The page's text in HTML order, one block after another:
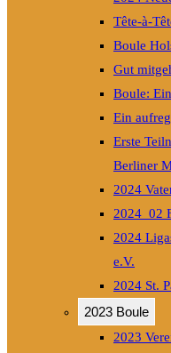
Tête-à-
Boule
Gut
Boule:
Ein
Erste
Berliner
2024
2024_02
2024
e.V.
2024 St.
2023 Boule
2023